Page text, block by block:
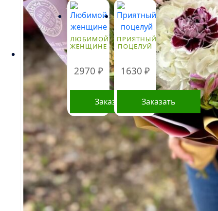
ЛЮБИМОЙ
ЖЕНЩИНЕ
2970 ₽
Заказать
ПРИЯТНЫЙ
ПОЦЕЛУЙ
1630 ₽
Заказать
Стоимость
букетов и
композиций,
указанная на
сайте,
ориентировочна
и может
меняться.
Окончательная
цена зависит от
определенных
видов цветов,
времени года, а
также может
быть выше в
периоды праздников и предпраздничных
дней. Информация о составе букетов, ценах на
товары и услуги, представленная на данном
сайте, предназначена исключительно для
ознакомления и не является публичной
офертой, как это определено в Статье 437(2)
Гражданского кодекса Российской Федерации.